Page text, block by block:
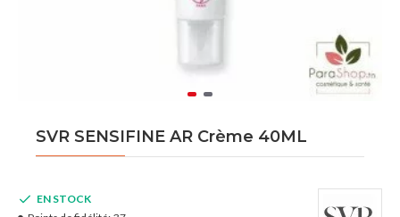
SVR SENSIFINE AR Crème 40ML
EN STOCK